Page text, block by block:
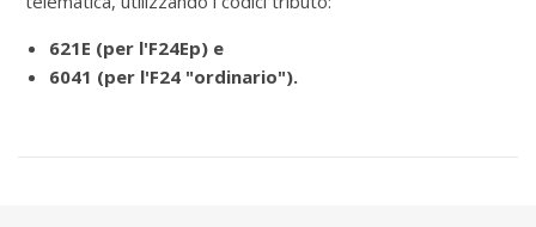
621E (per l'F24Ep) e
6041 (per l'F24 "ordinario").